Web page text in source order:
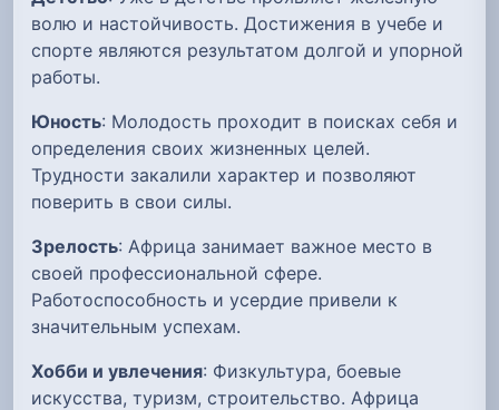
волю и настойчивость. Достижения в учебе и
спорте являются результатом долгой и упорной
работы.
Юность: Молодость проходит в поисках себя и
определения своих жизненных целей.
Трудности закалили характер и позволяют
поверить в свои силы.
Зрелость: Африца занимает важное место в
своей профессиональной сфере.
Работоспособность и усердие привели к
значительным успехам.
Хобби и увлечения: Физкультура, боевые
искусства, туризм, строительство. Африца